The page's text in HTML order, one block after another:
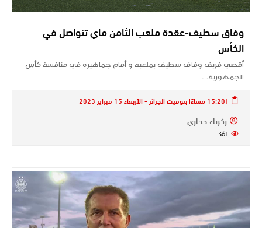
وفاق سطيف-عقدة ملعب الثامن ماي تتواصل في
الكأس
أقصي فريق وفاق سطيف بملعبه و أمام جماهيره في منافسة كأس
الجمهورية…
[15:20 مساءً] بتوقيت الجزائر - الأربعاء 15 فبراير 2023
زكرياء.حجازي
361